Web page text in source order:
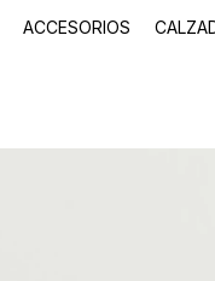
ACCESORIOS